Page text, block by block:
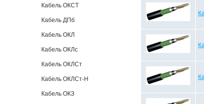
Кабель ОКСТ
Кабель ДПб
Кабель ОКЛ
Кабель ОКЛс
Кабель ОКЛСт
Кабель ОКЛСт-Н
Кабель ОКЗ